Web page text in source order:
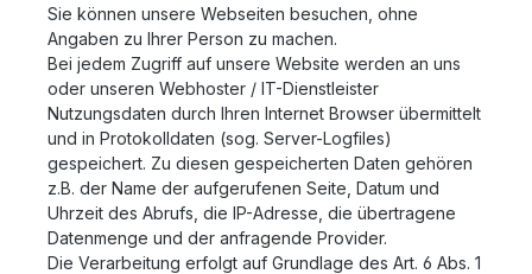
Sie können unsere Webseiten besuchen, ohne
Angaben zu Ihrer Person zu machen.
Bei jedem Zugriff auf unsere Website werden an uns
oder unseren Webhoster / IT-Dienstleister
Nutzungsdaten durch Ihren Internet Browser übermittelt
und in Protokolldaten (sog. Server-Logfiles)
gespeichert. Zu diesen gespeicherten Daten gehören
z.B. der Name der aufgerufenen Seite, Datum und
Uhrzeit des Abrufs, die IP-Adresse, die übertragene
Datenmenge und der anfragende Provider.
Die Verarbeitung erfolgt auf Grundlage des Art. 6 Abs. 1